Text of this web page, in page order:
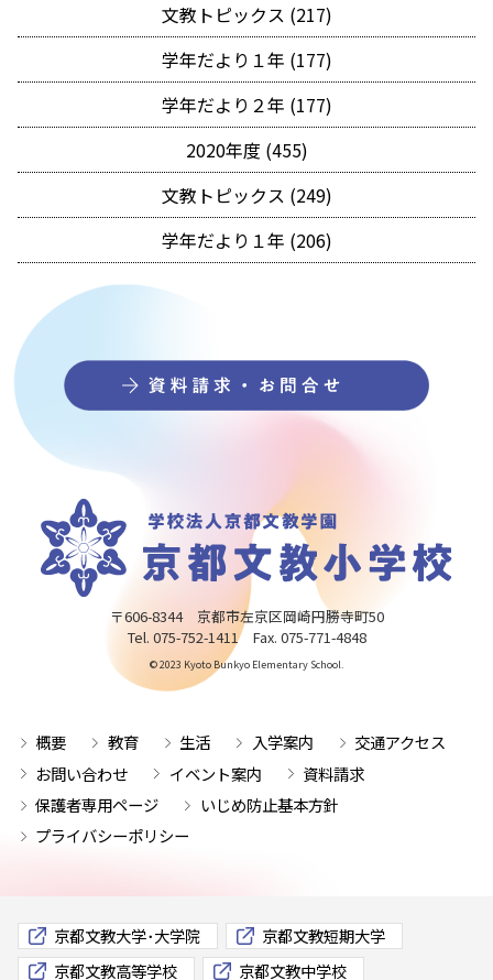
文教トピックス (217)
学年だより１年 (177)
学年だより２年 (177)
2020年度 (455)
文教トピックス (249)
学年だより１年 (206)
〒606-8344 京都市左京区岡崎円勝寺町50
Tel. 075-752-1411 Fax. 075-771-4848
© 2023 Kyoto Bunkyo Elementary School.
概要 教育 生活 入学案内
交通アクセス
お問い合わせ
イベント案内
資料請求
保護者専用ページ
いじめ防止基本方針
プライバシーポリシー
京都文教大学･大学院
京都文教短期大学
京都文教高等学校
京都文教中学校